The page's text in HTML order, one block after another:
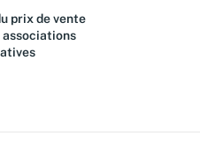
prix de vente
associations